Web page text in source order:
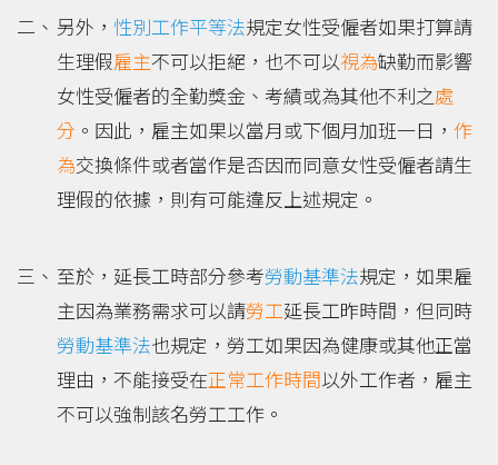
另外， 性別工作平等法規定女性受僱者如果打算請
生理假雇主不可以拒絕，也不可以視為缺勤而影響
女性受僱者的全勤獎金、考績或為其他不利之處
分 。因此，雇主如果以當月或下個月加班一日， 作
為交換條件或者當作是否因而同意女性受僱者請生
理假的依據，則有可能違反上述規定。
至於，延長工時部分參考勞動基準法規定，如果雇
主因為業務需求可以請勞工延長工昨時間，但同時
勞動基準法也規定，勞工如果因為健康或其他正當
理由，不能接受在正常工作時間以外工作者，雇主
不可以強制該名勞工工作。